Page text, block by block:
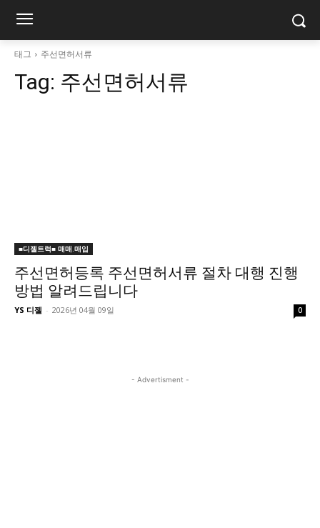
태그 주선면허서류
Tag: 주선면허서류
■디젤트럭■ 매매.매입
주선면허등록 주선면허서류 절차 대행 진행
방법 알려드립니다
YS 디젤 - 2026년 04월 09일 0
- Advertisment -